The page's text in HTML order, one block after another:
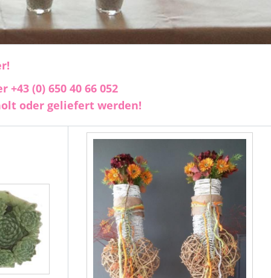
(0) 650 40 66 052
oder geliefert werden!